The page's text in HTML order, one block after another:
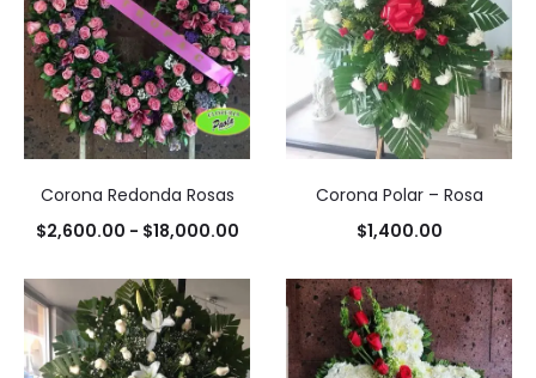
Corona Redonda Rosas
$2,600.00 - $18,000.00Rango
precios:
desde
Corona Polar – Rosa
$1,400.00